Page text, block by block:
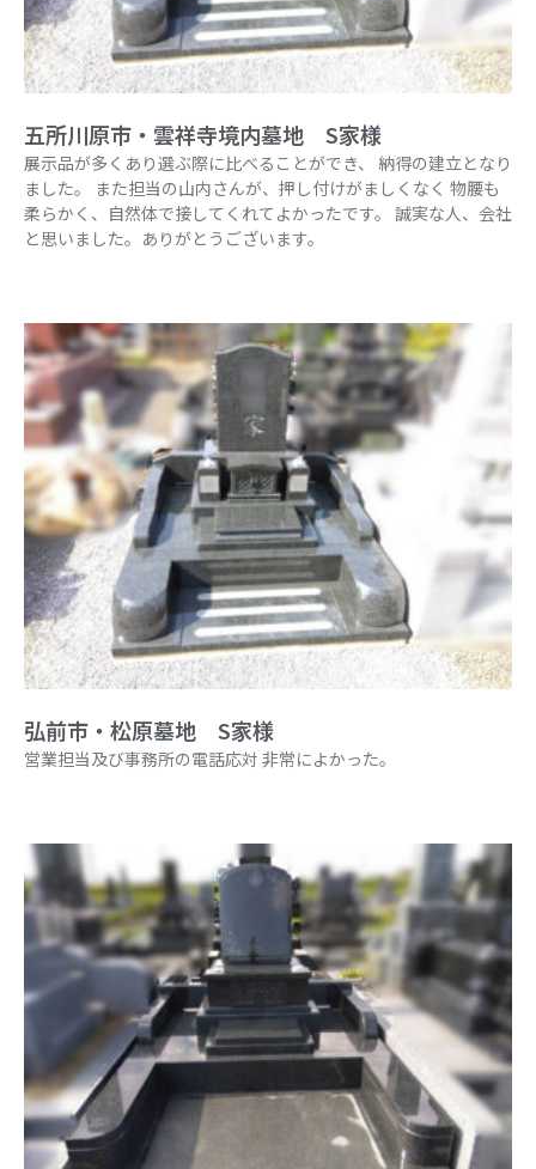
五所川原市・雲祥寺境内墓地 S家様
展示品が多くあり選ぶ際に比べることができ、 納得の建立となり
ました。 また担当の山内さんが、押し付けがましくなく 物腰も
柔らかく、自然体で接してくれてよかったです。 誠実な人、会社
と思いました。ありがとうございます。
弘前市・松原墓地 S家様
営業担当及び事務所の電話応対 非常によかった。